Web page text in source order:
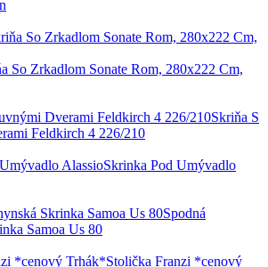
So Zrkadlom Sonate Rom, 280x222 Cm,
Skriňa S
Feldkirch 4 226/210
Skrinka Pod Umývadlo
Spodná
Samoa Us 80
Stolička Franzi *cenový